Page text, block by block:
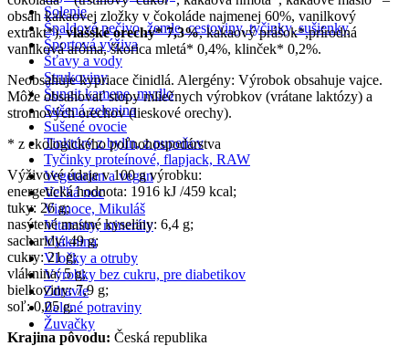
Solenie
Špaldové pečivo, žemle, cestoviny, tyčinky, sušienky
Športová výživa
Šťavy a vody
Strukoviny
Šungit kamene, mydlo
Sušená zelenina
Sušené ovocie
Tinktúry z bylín, z pupeňov
Tyčinky proteínové, flapjack, RAW
Vegetarian a vegan
Veľká noc
Vianoce, Mikuláš
Vitamíny, minerály
Vláknina
Vločky a otruby
Výrobky bez cukru, pre diabetikov
Zdravie
Zelené potraviny
Žuvačky
obsah kakaovej zložky v čokoláde najmenej 60%, vanilkový
extrakt*),vlašské orechy* 7,3%, kakaový prášok*,prírodná
vanilková aróma, škorica mletá* 0,4%, klinček* 0,2%.
Neobsahuje kypriace činidlá. Alergény: Výrobok obsahuje vajce.
Môže obsahovať stopy mliečnych výrobkov (vrátane laktózy) a
stromových orechov (lieskové orechy).
* z ekologického poľnohospodárstva
Výživové údaje v 100 g výrobku:
energetická hodnota: 1916 kJ /459 kcal;
tuky: 26 g;
nasýtené mastné kyseliny: 6,4 g;
sacharidy: 49 g;
cukry: 21 g;
vláknina: 5 g;
bielkoviny: 7,9 g;
soľ: 0,05 g.
Krajina pôvodu: Česká republika